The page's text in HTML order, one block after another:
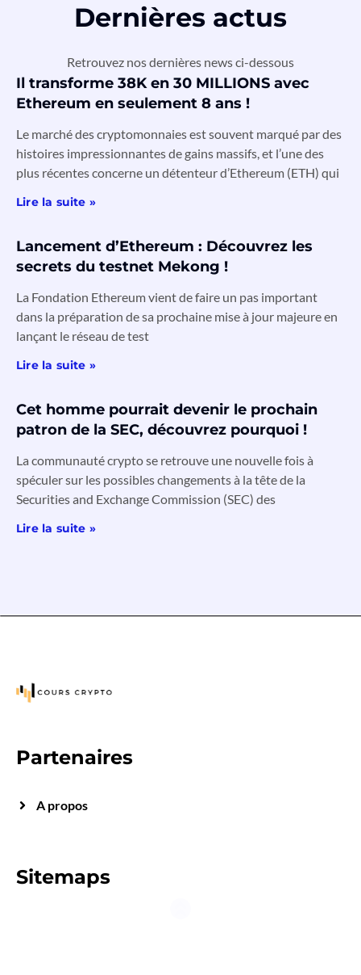
Dernières actus
Retrouvez nos dernières news ci-dessous
Il transforme 38K en 30 MILLIONS avec
Ethereum en seulement 8 ans !
Le marché des cryptomonnaies est souvent marqué par des
histoires impressionnantes de gains massifs, et l’une des
plus récentes concerne un détenteur d’Ethereum (ETH) qui
Lire la suite »
Lancement d’Ethereum : Découvrez les
secrets du testnet Mekong !
La Fondation Ethereum vient de faire un pas important
dans la préparation de sa prochaine mise à jour majeure en
lançant le réseau de test
Lire la suite »
Cet homme pourrait devenir le prochain
patron de la SEC, découvrez pourquoi !
La communauté crypto se retrouve une nouvelle fois à
spéculer sur les possibles changements à la tête de la
Securities and Exchange Commission (SEC) des
Lire la suite »
Partenaires
A propos
Sitemaps